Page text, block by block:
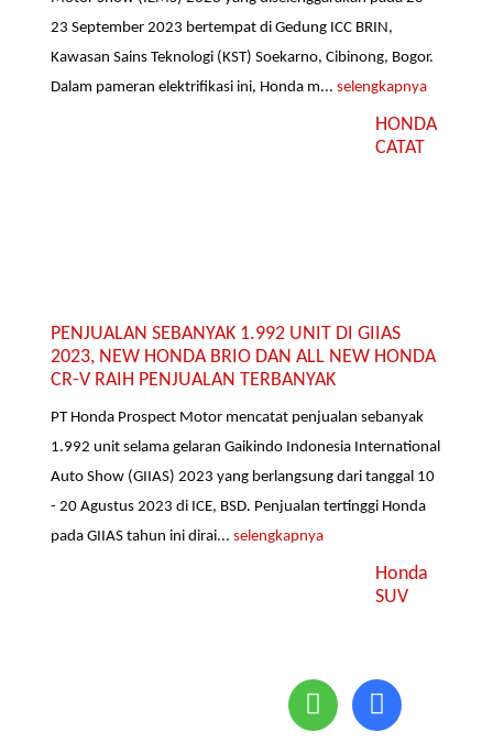
23 September 2023 bertempat di Gedung ICC BRIN,
Kawasan Sains Teknologi (KST) Soekarno, Cibinong, Bogor.
Dalam pameran elektrifikasi ini, Honda m...selengkapnya
HONDA
CATAT
PENJUALAN SEBANYAK 1.992 UNIT DI GIIAS
2023, NEW HONDA BRIO DAN ALL NEW HONDA
CR-V RAIH PENJUALAN TERBANYAK
PT Honda Prospect Motor mencatat penjualan sebanyak
1.992 unit selama gelaran Gaikindo Indonesia International
Auto Show (GIIAS) 2023 yang berlangsung dari tanggal 10
- 20 Agustus 2023 di ICE, BSD. Penjualan tertinggi Honda
pada GIIAS tahun ini dirai...selengkapnya
Honda
SUV